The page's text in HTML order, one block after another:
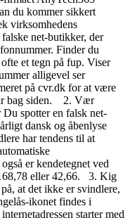
du kommer sikkert
virksomhedens
net-butikker, der
Finder du
et tegn på fup. Viser
alligevel ser
på cvr.dk for at være
bag siden. 2. Vær
spotter en falsk net-
dansk og åbenlyse
har tendens til at
er kendetegnet ved
eller 42,66. 3. Kig
at det ikke er svindlere,
ikonet findes i
starter med